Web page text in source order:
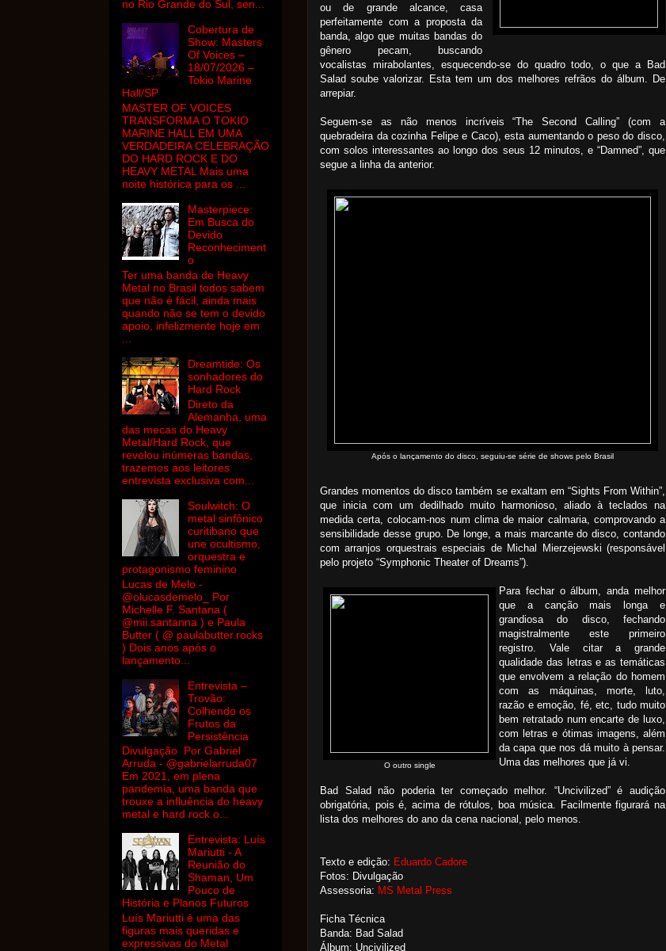
ou de grande alcance, casa
perfeitamente com a proposta da
banda, algo que muitas bandas do
gênero pecam, buscando
vocalistas mirabolantes, esquecendo-se do quadro todo, o que a Bad
Salad soube valorizar. Esta tem um dos melhores refrãos do álbum. De
arrepiar.
Seguem-se as não menos incríveis “The Second Calling” (com a
quebradeira da cozinha Felipe e Caco), esta aumentando o peso do disco,
com solos interessantes ao longo dos seus 12 minutos, e “Damned”, que
segue a linha da anterior.
Após o lançamento do disco, seguiu-se série de shows pelo Brasil
Grandes momentos do disco também se exaltam em “Sights From Within”,
que inicia com um dedilhado muito harmonioso, aliado à teclados na
medida certa, colocam-nos num clima de maior calmaria, comprovando a
sensibilidade desse grupo. De longe, a mais marcante do disco, contando
com arranjos orquestrais especiais de Michal Mierzejewski (responsável
pelo projeto “Symphonic Theater of Dreams”).
O outro single
Para fechar o álbum, anda melhor
que a canção mais longa e
grandiosa do disco, fechando
magistralmente este primeiro
registro. Vale citar a grande
qualidade das letras e as temáticas
que envolvem a relação do homem
com as máquinas, morte, luto,
razão e emoção, fé, etc, tudo muito
bem retratado num encarte de luxo,
com letras e ótimas imagens, além
da capa que nos dá muito à pensar.
Uma das melhores que já vi.
Bad Salad não poderia ter começado melhor. “Uncivilized” é audição
obrigatória, pois é, acima de rótulos, boa música. Facilmente figurará na
lista dos melhores do ano da cena nacional, pelo menos.
Texto e edição: Eduardo Cadore
Fotos: Divulgação
Assessoria: MS Metal Press
Ficha Técnica
Banda: Bad Salad
Álbum: Uncivilized
no Rio Grande do Sul, sen...
Cobertura de
Show: Masters
Of Voices –
18/07/2026 –
Tokio Marine
Hall/SP
MASTER OF VOICES
TRANSFORMA O TOKIO
MARINE HALL EM UMA
VERDADEIRA CELEBRAÇÃO
DO HARD ROCK E DO
HEAVY METAL Mais uma
noite histórica para os ...
Masterpiece:
Em Busca do
Devido
Reconheciment
o
Ter uma banda de Heavy
Metal no Brasil todos sabem
que não é fácil, ainda mais
quando não se tem o devido
apoio, infelizmente hoje em
Dreamtide: Os
sonhadores do
Hard Rock
Direto da
Alemanha, uma
das mecas do Heavy
Metal/Hard Rock, que
revelou inúmeras bandas,
trazemos aos leitores
entrevista exclusiva com...
Soulwitch: O
metal sinfônico
curitibano que
une ocultismo,
orquestra e
protagonismo feminino
Lucas de Melo -
@olucasdemelo_ Por
Michelle F. Santana (
@mii.santanna ) e Paula
Butter ( @ paulabutter.rocks
) Dois anos após o
lançamento...
Entrevista –
Trovão:
Colhendo os
Frutos da
Persistência
Divulgação Por Gabriel
Arruda - @gabrielarruda07
Em 2021, em plena
pandemia, uma banda que
trouxe a influência do heavy
metal e hard rock o...
Entrevista: Luís
Mariutti - A
Reunião do
Shaman, Um
Pouco de
História e Planos Futuros
Luís Mariutti é uma das
figuras mais queridas e
expressivas do Metal